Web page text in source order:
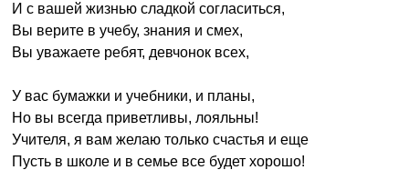
И с вашей жизнью сладкой согласиться,
Вы верите в учебу, знания и смех,
Вы уважаете ребят, девчонок всех,
У вас бумажки и учебники, и планы,
Но вы всегда приветливы, лояльны!
Учителя, я вам желаю только счастья и еще
Пусть в школе и в семье все будет хорошо!